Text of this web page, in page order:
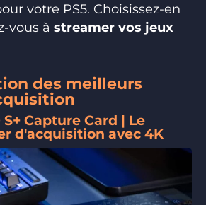
votre PS5. Choisissez-en
vous à streamer vos jeux
des meilleurs
Capture Card | Le
d'acquisition avec 4K